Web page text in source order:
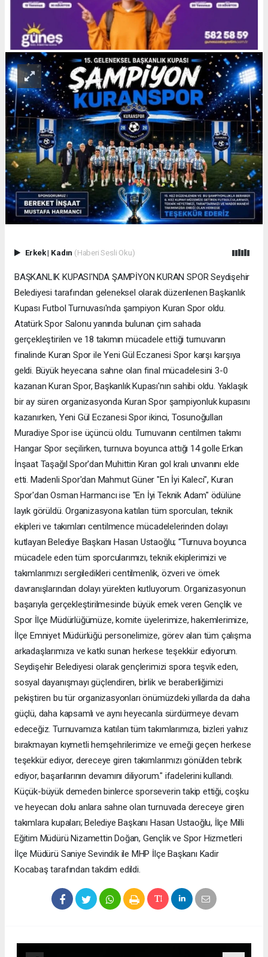
Erkek| Kadın (Haberi Sesli Oku)
BAŞKANLIK KUPASI'NDA ŞAMPİYON KURAN SPOR Seydişehir
Belediyesi tarafından geleneksel olarak düzenlenen Başkanlık
Kupası Futbol Turnuvası'nda şampiyon Kuran Spor oldu.
Atatürk Spor Salonu yanında bulunan çim sahada
gerçekleştirilen ve 18 takımın mücadele ettiği turnuvanın
finalinde Kuran Spor ile Yeni Gül Eczanesi Spor karşı karşıya
geldi. Büyük heyecana sahne olan final mücadelesini 3-0
kazanan Kuran Spor, Başkanlık Kupası'nın sahibi oldu. Yaklaşık
bir ay süren organizasyonda Kuran Spor şampiyonluk kupasını
kazanırken, Yeni Gül Eczanesi Spor ikinci, Tosunoğulları
Muradiye Spor ise üçüncü oldu. Turnuvanın centilmen takımı
Hangar Spor seçilirken, turnuva boyunca attığı 14 golle Erkan
İnşaat Taşağıl Spor'dan Muhittin Kıran gol kralı unvanını elde
etti. Madenli Spor'dan Mahmut Güner "En İyi Kaleci", Kuran
Spor'dan Osman Harmancı ise "En İyi Teknik Adam" ödülüne
layık görüldü. Organizasyona katılan tüm sporcuları, teknik
ekipleri ve takımları centilmence mücadelelerinden dolayı
kutlayan Belediye Başkanı Hasan Ustaoğlu; “Turnuva boyunca
mücadele eden tüm sporcularımızı, teknik ekiplerimizi ve
takımlarımızı sergiledikleri centilmenlik, özveri ve örnek
davranışlarından dolayı yürekten kutluyorum. Organizasyonun
başarıyla gerçekleştirilmesinde büyük emek veren Gençlik ve
Spor İlçe Müdürlüğümüze, komite üyelerimize, hakemlerimize,
İlçe Emniyet Müdürlüğü personelimize, görev alan tüm çalışma
arkadaşlarımıza ve katkı sunan herkese teşekkür ediyorum.
Seydişehir Belediyesi olarak gençlerimizi spora teşvik eden,
sosyal dayanışmayı güçlendiren, birlik ve beraberliğimizi
pekiştiren bu tür organizasyonları önümüzdeki yıllarda da daha
güçlü, daha kapsamlı ve aynı heyecanla sürdürmeye devam
edeceğiz. Turnuvamıza katılan tüm takımlarımıza, bizleri yalnız
bırakmayan kıymetli hemşehrilerimize ve emeği geçen herkese
teşekkür ediyor, dereceye giren takımlarımızı gönülden tebrik
ediyor, başarılarının devamını diliyorum." ifadelerini kullandı.
Küçük-büyük demeden binlerce sporseverin takip ettiği, coşku
ve heyecan dolu anlara sahne olan turnuvada dereceye giren
takımlara kupaları; Belediye Başkanı Hasan Ustaoğlu, İlçe Milli
Eğitim Müdürü Nizamettin Doğan, Gençlik ve Spor Hizmetleri
İlçe Müdürü Saniye Sevindik ile MHP İlçe Başkanı Kadir
Kocabaş tarafından takdim edildi.